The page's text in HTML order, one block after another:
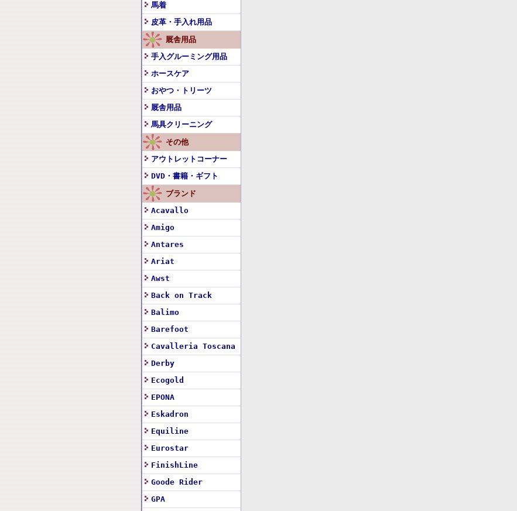
馬着
皮革・手入れ用品
厩舎用品
手入グルーミング用品
ホースケア
おやつ・トリーツ
厩舎用品
馬具クリーニング
その他
アウトレットコーナー
DVD・書籍・ギフト
ブランド
Acavallo
Amigo
Antares
Ariat
Awst
Back on Track
Balimo
Barefoot
Cavalleria Toscana
Derby
Ecogold
EPONA
Eskadron
Equiline
Eurostar
FinishLine
Goode Rider
GPA